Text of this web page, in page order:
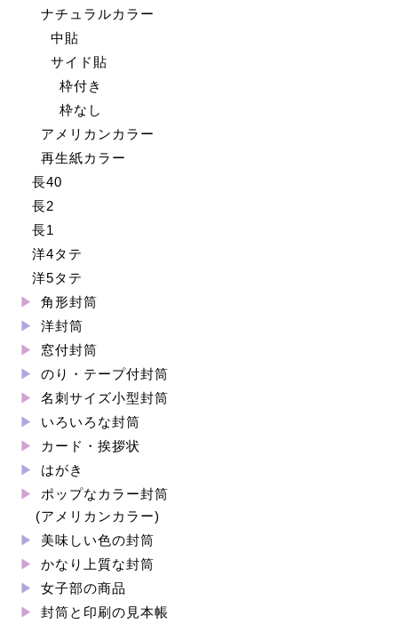
ナチュラルカラー
中貼
サイド貼
枠付き
枠なし
アメリカンカラー
再生紙カラー
長40
長2
長1
洋4タテ
洋5タテ
角形封筒
洋封筒
窓付封筒
のり・テープ付封筒
名刺サイズ小型封筒
いろいろな封筒
カード・挨拶状
はがき
ポップなカラー封筒
(アメリカンカラー)
美味しい色の封筒
かなり上質な封筒
女子部の商品
封筒と印刷の見本帳